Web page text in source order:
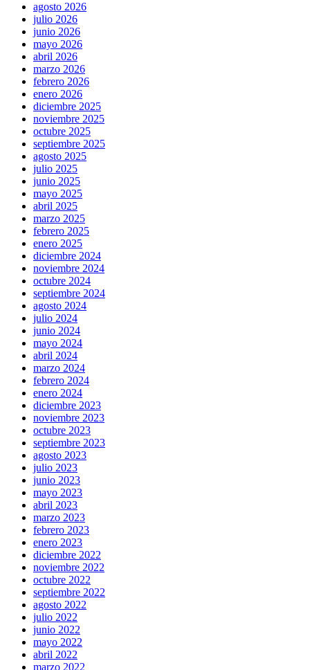
agosto 2026
julio 2026
junio 2026
mayo 2026
abril 2026
marzo 2026
febrero 2026
enero 2026
diciembre 2025
noviembre 2025
octubre 2025
septiembre 2025
agosto 2025
julio 2025
junio 2025
mayo 2025
abril 2025
marzo 2025
febrero 2025
enero 2025
diciembre 2024
noviembre 2024
octubre 2024
septiembre 2024
agosto 2024
julio 2024
junio 2024
mayo 2024
abril 2024
marzo 2024
febrero 2024
enero 2024
diciembre 2023
noviembre 2023
octubre 2023
septiembre 2023
agosto 2023
julio 2023
junio 2023
mayo 2023
abril 2023
marzo 2023
febrero 2023
enero 2023
diciembre 2022
noviembre 2022
octubre 2022
septiembre 2022
agosto 2022
julio 2022
junio 2022
mayo 2022
abril 2022
marzo 2022